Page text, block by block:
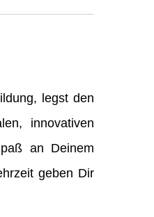
legst den
innovativen
an Deinem
geben Dir